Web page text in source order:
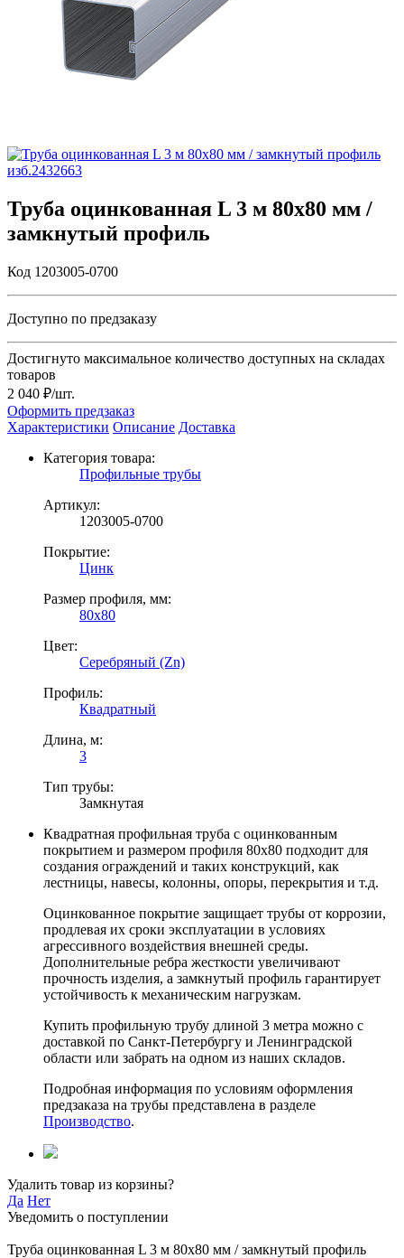
Труба оцинкованная L 3 м 80х80 мм /
замкнутый профиль
Код 1203005-0700
Доступно по предзаказу
Достигнуто максимальное количество доступных на складах
товаров
2 040 ₽/шт.
Оформить предзаказ
Характеристики Описание Доставка
Категория товара:
Профильные трубы
Артикул:
1203005-0700
Покрытие:
Цинк
Размер профиля, мм:
80х80
Цвет:
Серебряный (Zn)
Профиль:
Квадратный
Длина, м:
3
Тип трубы:
Замкнутая
Квадратная профильная труба с оцинкованным
покрытием и размером профиля 80х80 подходит для
создания ограждений и таких конструкций, как
лестницы, навесы, колонны, опоры, перекрытия и т.д.
Оцинкованное покрытие защищает трубы от коррозии,
продлевая их сроки эксплуатации в условиях
агрессивного воздействия внешней среды.
Дополнительные ребра жесткости увеличивают
прочность изделия, а замкнутый профиль гарантирует
устойчивость к механическим нагрузкам.
Купить профильную трубу длиной 3 метра можно с
доставкой по Санкт-Петербургу и Ленинградской
области или забрать на одном из наших складов.
Подробная информация по условиям оформления
предзаказа на трубы представлена в разделе
Производство.
Удалить товар из корзины?
Да Нет
Уведомить о поступлении
Труба оцинкованная L 3 м 80х80 мм / замкнутый профиль